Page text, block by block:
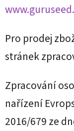
Pro prodej
stránek
Zpracování
nařízení
2016/679 ze